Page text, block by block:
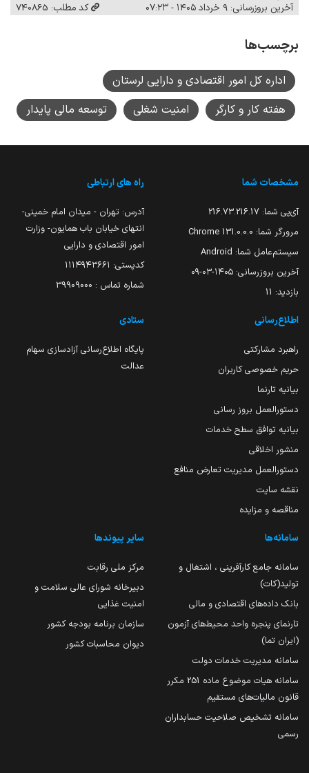
آخرین بروزرسانی: ۹ خرداد ۱۴۰۵ - ۰۷:۲۳
کد مطلب: 740865
برچسب‌ها
اداره کل امور اقتصادی و دارایی لرستان
هفته کار و کارگر
امنیت شغلی توسعه مالی پایدار
مشخصات شما
آی‌پی شما: 216.73.216.17
مرورگر شما: 131.0.0.0 Chrome
سیستم‌عامل شما: Android
آخرین بروزرسانی: ۱۴۰۵-۰۳-۰۹
بازدید: 11
راه های ارتباطی
آدرس: تهران - میدان امام خمینی-
انتهای خیابان باب همایون- وزارت
امور اقتصادی و دارایی
کدپستی: ۱۱۱۴۹۴۳۶۶۱
شماره تماس : 39909000
اطلاع‌رسانی
راهبرد مشارکتی
حریم خصوصی کاربران
بیانیه تارنما
دستورالعمل بروز رسانی
بیانیه توافق سطح خدمات
منشور اخلاقی
دستورالعمل مدیریت تعارض منافع
نقشه سایت
مناقصه و مزایده
ستادی
پایگاه اطلاع‌رسانی آزادسازی سهام
عدالت
سامانه‌ها
سامانه جامع کارآفرینی ، اشتغال و
تولید(کات)
بانک داده‌های اقتصادی و مالی
تارنمای پنجره واحد محیط‌های آزمون
(ایران تما)
سامانه مدیریت خدمات دولت
سامانه هیات موضوع ماده 251 مکرر
قانون مالیات‌های مستقیم
سامانه تشخیص صلاحیت حسابداران
رسمی
سایر پیوندها
مرکز ملی رقابت
دبیرخانه شورای عالی سلامت و
امنیت غذایی
سازمان برنامه بودجه کشور
دیوان محاسبات کشور